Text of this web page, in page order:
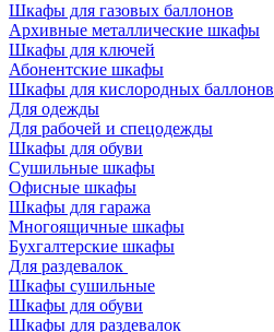
Шкафы для газовых баллонов
Архивные металлические шкафы
Шкафы для ключей
Абонентские шкафы
Шкафы для кислородных баллонов
Для одежды
Для рабочей и спецодежды
Шкафы для обуви
Сушильные шкафы
Офисные шкафы
Шкафы для гаража
Многоящичные шкафы
Бухгалтерские шкафы
Для раздевалок
Шкафы сушильные
Шкафы для обуви
Шкафы для раздевалок